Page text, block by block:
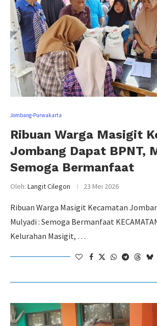
Jombang-Purwakarta
Ribuan Warga Masigit
Jombang Dapat BPNT,
Semoga Bermanfaat
Oleh: Langit Cilegon 23 Mei 2026
Ribuan Warga Masigit Kecamatan
Mulyadi : Semoga Bermanfaat
Kelurahan Masigit, …